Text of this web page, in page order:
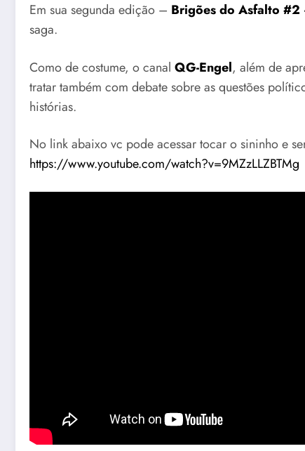
Em sua segunda edição – Brigões do Asfalto #2
saga.
Como de costume, o canal QG-Engel, além de
tratar também com debate sobre as questões
histórias.
No link abaixo vc pode acessar tocar o sininho e
https://www.youtube.com/watch?v=9MZzLLZBTMg